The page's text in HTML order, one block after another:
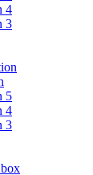
4
3
5
4
3